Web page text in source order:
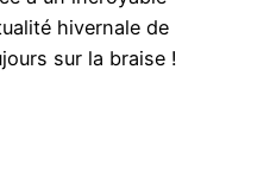
hivernale de
sur la braise !